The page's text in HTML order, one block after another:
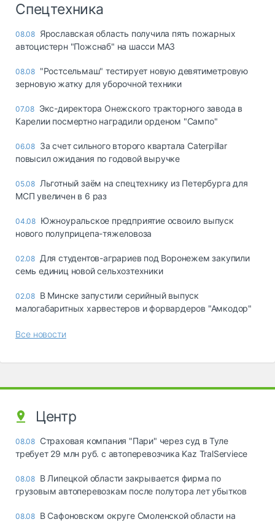
Спецтехника
08.08 Ярославская область получила пять пожарных
автоцистерн "Пожснаб" на шасси МАЗ
08.08 "Ростсельмаш" тестирует новую девятиметровую
зерновую жатку для уборочной техники
07.08 Экс-директора Онежского тракторного завода в
Карелии посмертно наградили орденом "Сампо"
06.08 За счет сильного второго квартала Caterpillar
повысил ожидания по годовой выручке
05.08 Льготный заём на спецтехнику из Петербурга для
МСП увеличен в 6 раз
04.08 Южноуральское предприятие освоило выпуск
нового полуприцепа-тяжеловоза
02.08 Для студентов-аграриев под Воронежем закупили
семь единиц новой сельхозтехники
02.08 В Минске запустили серийный выпуск
малогабаритных харвестеров и форвардеров "Амкодор"
Все новости
Центр
08.08 Страховая компания "Пари" через суд в Туле
требует 29 млн руб. с автоперевозчика Kaz TralServiece
08.08 В Липецкой области закрывается фирма по
грузовым автоперевозкам после полутора лет убытков
08.08 В Сафоновском округе Смоленской области на